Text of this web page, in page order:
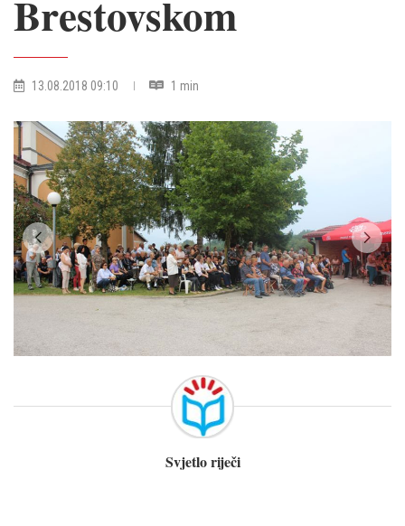
Brestovskom
13.08.2018 09:10 1 min
Svjetlo riječi